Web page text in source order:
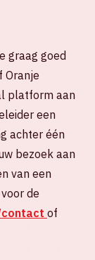
Cruijff
graag goed
Oranje
platform aan
een
achter één
bezoek aan
van een
de
of